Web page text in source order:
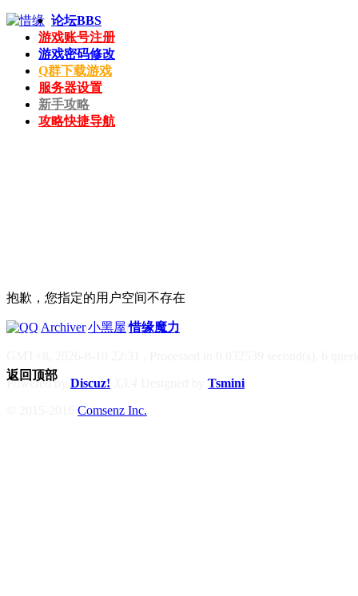
论坛BBS
游戏账号注册
游戏密码修改
Q群下载游戏
服务器设置
新手攻略
攻略快捷导航
抱歉，您指定的用户空间不存在
Archiver|小黑屋|惜缘魔力
Powered by Discuz!
Tsmini
Comsenz Inc.
返回顶部